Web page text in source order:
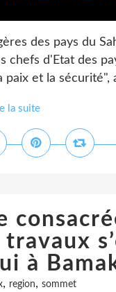
des pays du
chefs d'Etat des
paix et la sécurité",
la suite
travaux
à
, region, sommet